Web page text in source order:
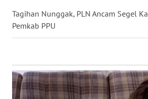
Tagihan Nunggak, PLN Ancam Segel
Pemkab PPU
KALTARA
WN
KALTIM